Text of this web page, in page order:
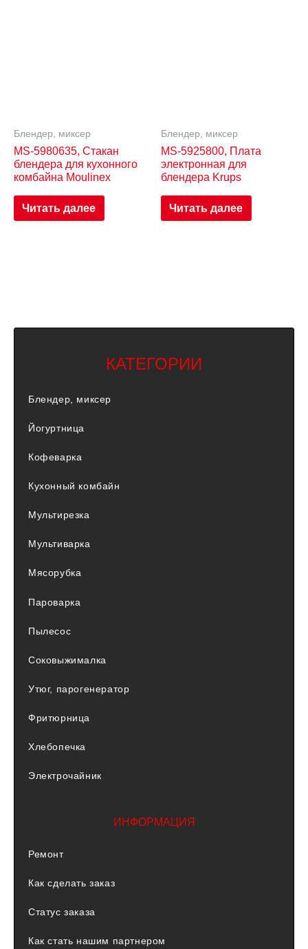
Блендер, миксер
MS-5980635, Стакан
блендера для кухонного
комбайна Moulinex
Читать далее
Блендер, миксер
MS-5925800, Плата
электронная для
блендера Krups
Читать далее
КАТЕГОРИИ
Блендер, миксер
Йогуртница
Кофеварка
Кухонный комбайн
Мультирезка
Мультиварка
Мясорубка
Пароварка
Пылесос
Соковыжималка
Утюг, парогенератор
Фритюрница
Хлебопечка
Электрочайник
ИНФОРМАЦИЯ
Ремонт
Как сделать заказ
Статус заказа
Как стать нашим партнером